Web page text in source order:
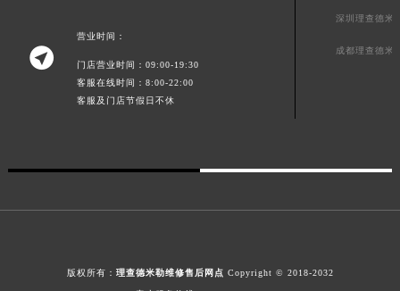

营业时间：
门店营业时间：09:00-19:30
客服在线时间：8:00-22:00
客服及门店节假日不休
深圳理查德米
成都理查德米
版权所有： 理查德米勒维修售后网点 Copyright © 2018-2032